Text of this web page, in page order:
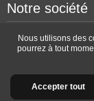
Notre société
Contactez-
Copyright ©
Nous utilisons des
pourrez à tout
Accepter tout